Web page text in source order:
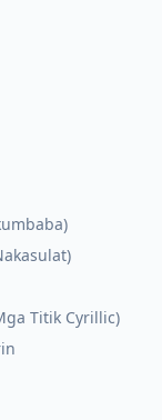
Titik Cyrillic)